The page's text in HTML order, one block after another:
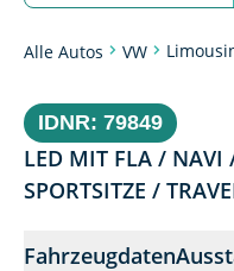
Alle Autos VW
IDNR: 79849
LED MIT FLA / NAVI
SPORTSITZE /
Fahrzeugdaten